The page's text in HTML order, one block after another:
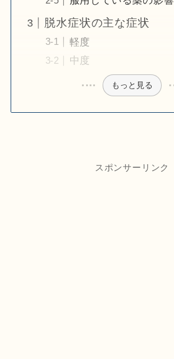
脱水症状の主な症状
軽度
中度
もっと見る
スポンサーリンク